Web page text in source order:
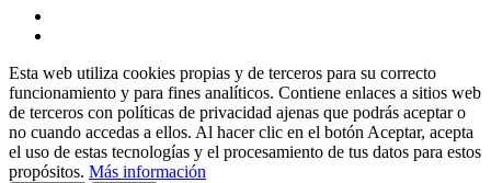
Esta web utiliza cookies propias y de terceros para su correcto
funcionamiento y para fines analíticos. Contiene enlaces a sitios web
de terceros con políticas de privacidad ajenas que podrás aceptar o
no cuando accedas a ellos. Al hacer clic en el botón Aceptar, acepta
el uso de estas tecnologías y el procesamiento de tus datos para estos
propósitos. Más información